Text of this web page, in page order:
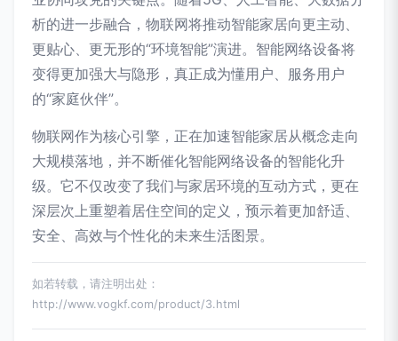
析的进一步融合，物联网将推动智能家居向更主动、
更贴心、更无形的“环境智能”演进。智能网络设备将
变得更加强大与隐形，真正成为懂用户、服务用户
的“家庭伙伴”。
物联网作为核心引擎，正在加速智能家居从概念走向
大规模落地，并不断催化智能网络设备的智能化升
级。它不仅改变了我们与家居环境的互动方式，更在
深层次上重塑着居住空间的定义，预示着更加舒适、
安全、高效与个性化的未来生活图景。
如若转载，请注明出处：
http://www.vogkf.com/product/3.html